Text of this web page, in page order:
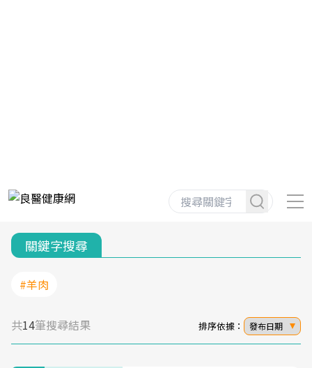
關鍵字搜尋
#羊肉
共14筆搜尋結果 排序依據： 發布日期